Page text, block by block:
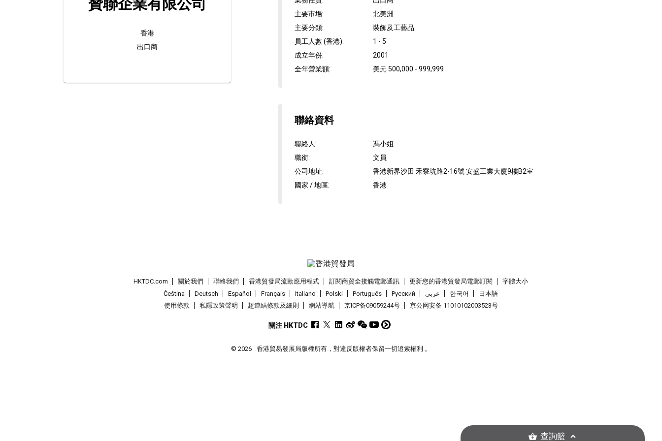
贊聯企業有限公司
香港
出口商
主要市場:
北美洲
主要分類:
裝飾及工藝品
員工人數 (香港):
1 - 5
成立年份:
2001
全年營業額: 美元 500,000 - 999,999
聯絡資料
聯絡人:
馮小姐
職銜:
文員
公司地址:
香港新界沙田 禾寮坑路2-16號 安盛工業大廈9樓B2室
國家 / 地區: 香港
HKTDC.com 關於我們 聯絡我們 香港貿發局流動應用程式 訂閱商貿全接觸電郵通訊 更新您的香港貿發局電郵訂閱
字體大小
Čeština
Deutsch Español Français Italiano Polski Português Pусский عربى 한국어
日本語
使用條款
私隱政策聲明 超連結條款及細則 網站導航 京ICP备09059244号 京公网安备 11010102003523号
關注 HKTDC
© 2026 香港貿易發展局版權所有，對違反版權者保留一切追索權利 。
查詢籃